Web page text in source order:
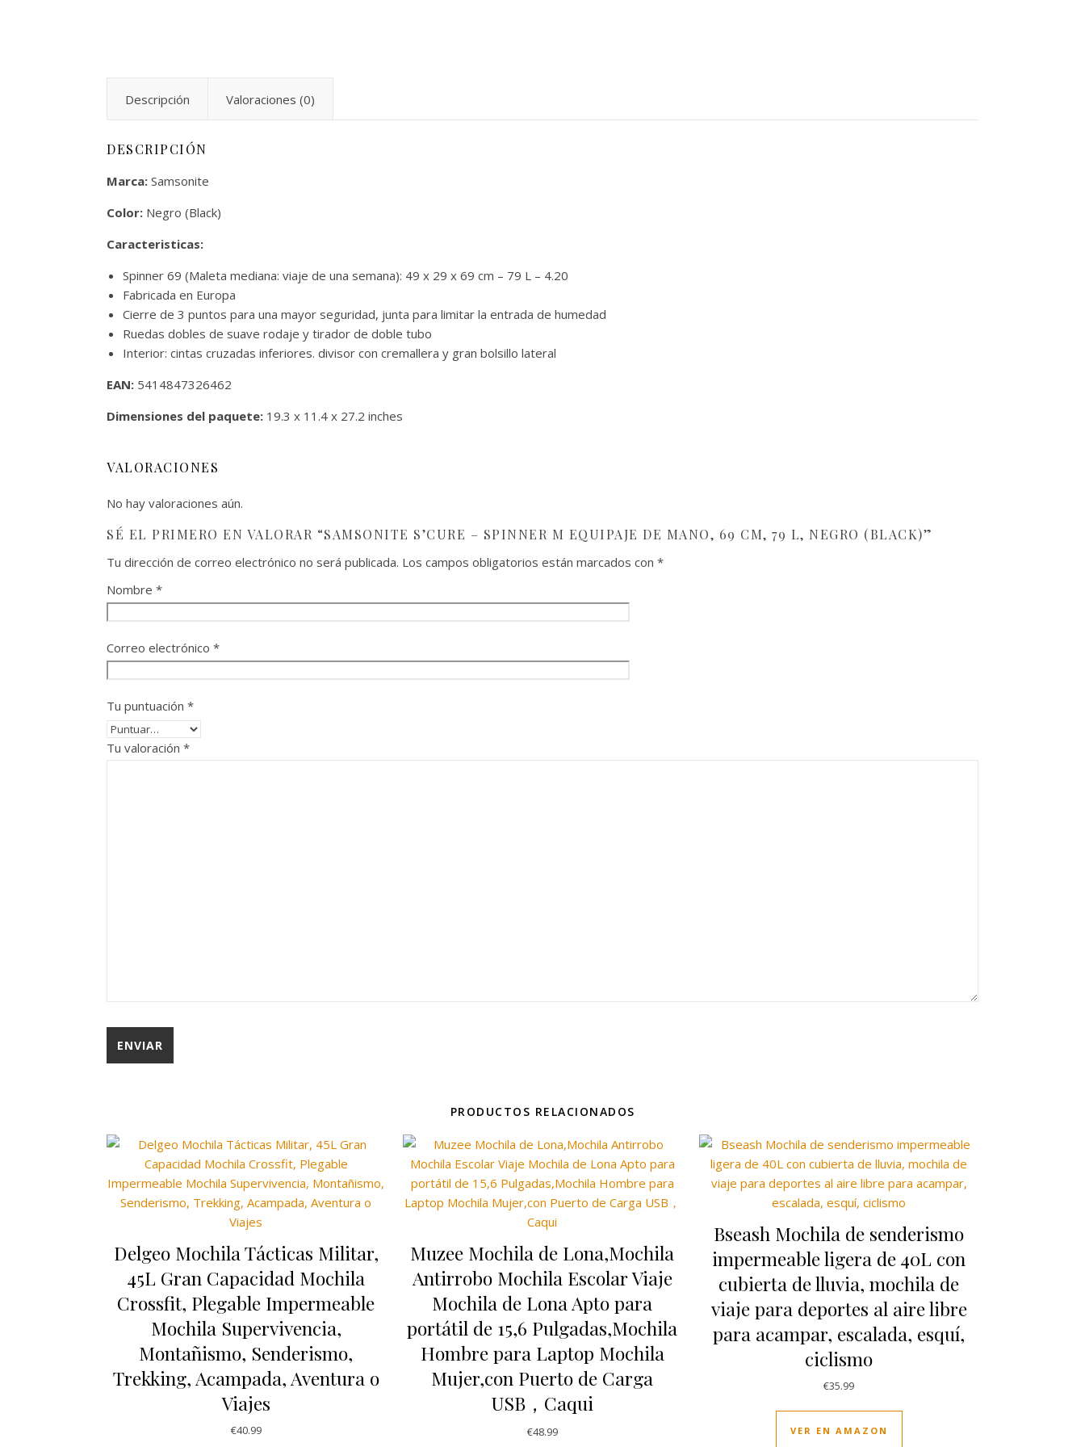
Descripción Valoraciones (0)
DESCRIPCIÓN
Marca: Samsonite
Color: Negro (Black)
Caracteristicas:
Spinner 69 (Maleta mediana: viaje de una semana): 49 x 29 x 69 cm – 79 L – 4.20
Fabricada en Europa
Cierre de 3 puntos para una mayor seguridad, junta para limitar la entrada de humedad
Ruedas dobles de suave rodaje y tirador de doble tubo
Interior: cintas cruzadas inferiores. divisor con cremallera y gran bolsillo lateral
EAN: 5414847326462
Dimensiones del paquete: 19.3 x 11.4 x 27.2 inches
VALORACIONES
No hay valoraciones aún.
SÉ EL PRIMERO EN VALORAR “SAMSONITE S’CURE – SPINNER M EQUIPAJE DE MANO, 69 CM, 79 L, NEGRO (BLACK)”
Tu dirección de correo electrónico no será publicada. Los campos obligatorios están marcados con *
Nombre *
Correo electrónico *
Tu puntuación *
Tu valoración *
PRODUCTOS RELACIONADOS
Delgeo Mochila Tácticas Militar,
45L Gran Capacidad Mochila
Crossfit, Plegable Impermeable
Mochila Supervivencia,
Montañismo, Senderismo,
Trekking, Acampada, Aventura o
Viajes
€40.99
Muzee Mochila de Lona,Mochila
Antirrobo Mochila Escolar Viaje
Mochila de Lona Apto para
portátil de 15,6 Pulgadas,Mochila
Hombre para Laptop Mochila
Mujer,con Puerto de Carga
USB，Caqui
€48.99
Bseash Mochila de senderismo
impermeable ligera de 40L con
cubierta de lluvia, mochila de
viaje para deportes al aire libre
para acampar, escalada, esquí,
ciclismo
€35.99
VER EN AMAZON